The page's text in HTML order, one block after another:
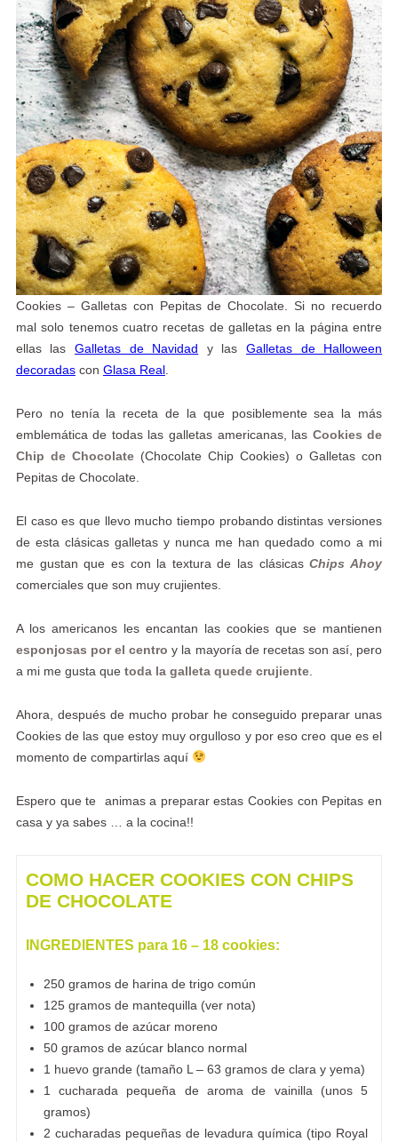
Cookies – Galletas con Pepitas de Chocolate. Si no recuerdo
mal solo tenemos cuatro recetas de galletas en la página entre
ellas lasGalletas de Navidad y las Galletas de Halloween
decoradascon Glasa Real.
Pero no tenía la receta de la que posiblemente sea la más
emblemática de todas las galletas americanas, las Cookies de
Chip de Chocolate(Chocolate Chip Cookies) o Galletas con
Pepitas de Chocolate.
El caso es que llevo mucho tiempo probando distintas versiones
de esta clásicas galletas y nunca me han quedado como a mi
me gustan que es con la textura de las clásicasChips Ahoy
comerciales que son muy crujientes.
A los americanos les encantan las cookies que se mantienen
esponjosas por el centro y la mayoría de recetas son así, pero
a mi me gusta que toda la galleta quede crujiente.
Ahora, después de mucho probar he conseguido preparar unas
Cookies de las que estoy muy orgulloso y por eso creo que es el
momento de compartirlas aquí
Espero que te animas a preparar estas Cookies con Pepitas en
casa y ya sabes … a la cocina!!
COMO HACER COOKIES CON CHIPS
DE CHOCOLATE
INGREDIENTES para 16 – 18 cookies:
250 gramos de harina de trigo común
125 gramos de mantequilla (ver nota)
100 gramos de azúcar moreno
50 gramos de azúcar blanco normal
1 huevo grande (tamaño L – 63 gramos de clara y yema)
1 cucharada pequeña de aroma de vainilla (unos 5
gramos)
2 cucharadas pequeñas de levadura química (tipo Royal